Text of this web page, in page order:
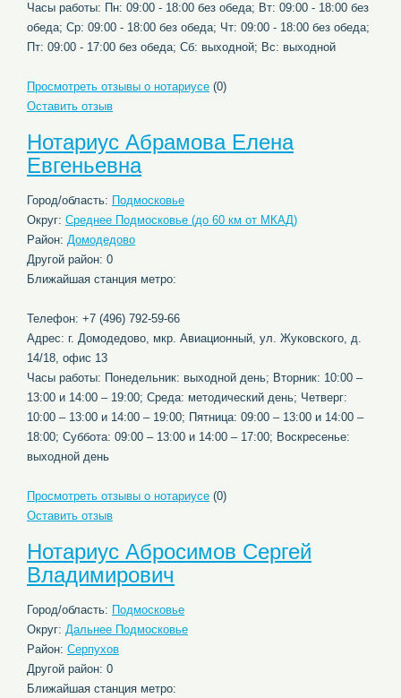
Часы работы: Пн: 09:00 - 18:00 без обеда; Вт: 09:00 - 18:00 без
обеда; Ср: 09:00 - 18:00 без обеда; Чт: 09:00 - 18:00 без обеда;
Пт: 09:00 - 17:00 без обеда; Сб: выходной; Вс: выходной
Просмотреть отзывы о нотариусе (0)
Оставить отзыв
Нотариус Абрамова Елена
Евгеньевна
Город/область: Подмосковье
Округ: Среднее Подмосковье (до 60 км от МКАД)
Район: Домодедово
Другой район: 0
Ближайшая станция метро:
Телефон: +7 (496) 792-59-66
Адрес: г. Домодедово, мкр. Авиационный, ул. Жуковского, д.
14/18, офис 13
Часы работы: Понедельник: выходной день; Вторник: 10:00 –
13:00 и 14:00 – 19:00; Среда: методический день; Четверг:
10:00 – 13:00 и 14:00 – 19:00; Пятница: 09:00 – 13:00 и 14:00 –
18:00; Суббота: 09:00 – 13:00 и 14:00 – 17:00; Воскресенье:
выходной день
Просмотреть отзывы о нотариусе (0)
Оставить отзыв
Нотариус Абросимов Сергей
Владимирович
Город/область: Подмосковье
Округ: Дальнее Подмосковье
Район: Серпухов
Другой район: 0
Ближайшая станция метро: